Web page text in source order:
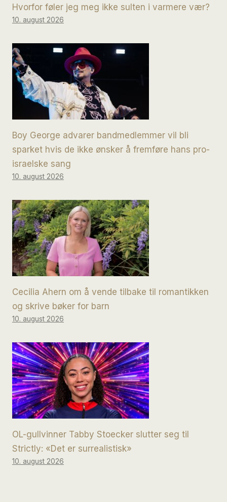
Hvorfor føler jeg meg ikke sulten i varmere vær?
10. august 2026
Boy George advarer bandmedlemmer vil bli
sparket hvis de ikke ønsker å fremføre hans pro-
israelske sang
10. august 2026
Cecilia Ahern om å vende tilbake til romantikken
og skrive bøker for barn
10. august 2026
OL-gullvinner Tabby Stoecker slutter seg til
Strictly: «Det er surrealistisk»
10. august 2026